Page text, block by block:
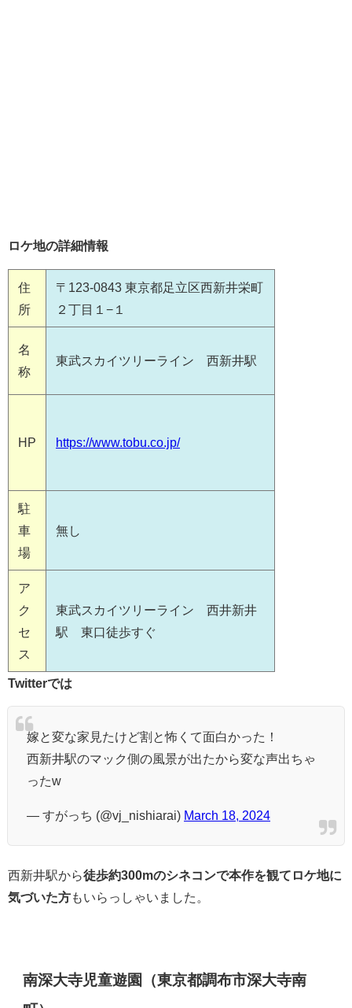
ロケ地の詳細情報
住
所
〒123-0843 東京都足立区西新井栄町
２丁目１−１
名
称
東武スカイツリーライン 西新井駅
HP https://www.tobu.co.jp/
駐
車
場
無し
ア
ク
セ
ス
東武スカイツリーライン 西井新井
駅 東口徒歩すぐ
Twitterでは
嫁と変な家見たけど割と怖くて面白かった！
西新井駅のマック側の風景が出たから変な声出ちゃ
ったw
— すがっち (@vj_nishiarai) March 18, 2024
西新井駅から徒歩約300mのシネコンで本作を観てロケ地に
気づいた方もいらっしゃいました。
南深大寺児童遊園
（東京都調布市深大寺南